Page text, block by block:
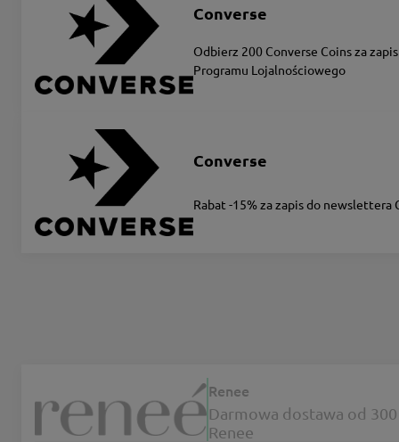
Converse
Odbierz 200 Converse Coins za
Programu Lojalnościowego
Converse
Rabat -15% za zapis do newslettera
Renee
Darmowa dostawa od 300
Renee